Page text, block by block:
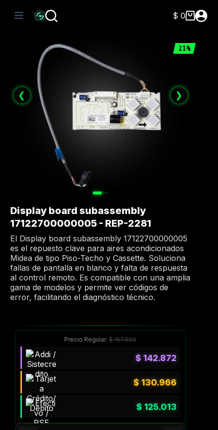
Carro
$ 0
21%
❮ ❯
Display board subassembly
17122700000005 - REP-2281
El Display board subassembly 17122700000005
es el repuesto clave para aires acondicionados
Midea de tipo Piso-Techo y Cassette. Soluciona
fallas de pantalla en blanco y falta de respuesta
al control remoto. Es compatible con una amplia
gama de modelos y permite ver códigos de
error, facilitando el diagnóstico técnico.
Precio Regular:$157.500
$ 142.872
$ 130.966
$ 125.013